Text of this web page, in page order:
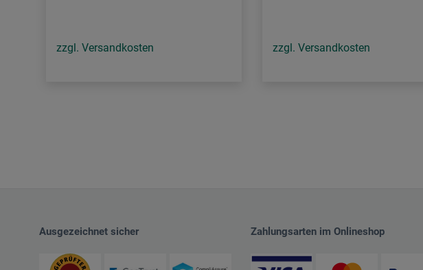
zzgl. Versandkosten zzgl. Versandkosten
Ausgezeichnet sicher Zahlungsarten im Onlineshop